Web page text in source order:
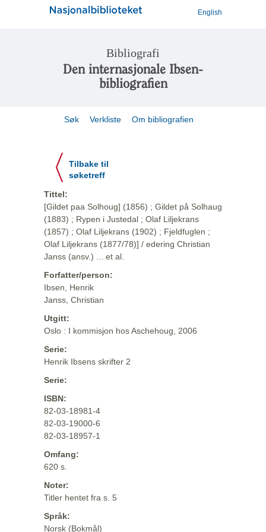
English
Bibliografi
Den internasjonale Ibsen-
bibliografien
Søk Verkliste Om bibliografien
Tilbake til
søketreff
Tittel:
[Gildet paa Solhoug] (1856) ; Gildet på Solhaug
(1883) ; Rypen i Justedal ; Olaf Liljekrans
(1857) ; Olaf Liljekrans (1902) ; Fjeldfuglen ;
Olaf Liljekrans (1877/78)] / edering Christian
Janss (ansv.) ... et al.
Forfatter/person:
Ibsen, Henrik
Janss, Christian
Utgitt:
Oslo : I kommisjon hos Aschehoug, 2006
Serie:
Henrik Ibsens skrifter 2
Serie:
ISBN:
82-03-18981-4
82-03-19000-6
82-03-18957-1
Omfang:
620 s.
Noter:
Titler hentet fra s. 5
Språk:
Norsk (Bokmål)